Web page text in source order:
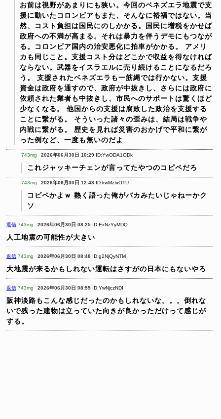
お前は視野があまりにも狭い。今回のベネズエラ地震で支
援に動いたコロンビアもまた、そんなに裕福ではない。当
然、コスト負担は国民にのしかかる。国民に増税をかせば
政府への不満が高まる。それは暴力を伴うデモにもつなが
る。コロンビア国内の治安悪化に拍車がかかる。
アメリ
カも同じこと。支援コスト分はどこかで収益を得なければ
ならない。武器をイスラエルに売り続けることになるだろ
う。
支援されたベネズエラも一筋縄では行かない。支援
資金は政府を通すので、政府が中抜きし、さらには政府に
依頼された業者も中抜きし、市民へのサポートは驚くほど
少なくなる。
他国からの支援は腐敗した政治を支援する
ことに繋がる。
そういった諸々の歪みは、結局は戦争や
内戦に繋がる。
歴史を見れば災害のおかげで平和に繋が
った例など、一度も無いのだよ
743mg 2026年06月30日 10:29 ID:YwODA1ODk
これジャッキーチェンが言ってたやつのコピペだろ
743mg 2026年06月30日 12:43 ID:kwMzIxOTU
コピペかよｗ 熱く語った俺がバカみたいじゃねーかク
ソ
返信 743mg 2026年06月30日 08:25 ID:ExNzYyMDQ
人工地震の可能性が大きい
返信 743mg 2026年06月30日 08:48 ID:g2NjQyNTM
大地震が来るかもしれない運転はさすがの日本にもないやろ
返信 743mg 2026年06月30日 08:55 ID:YwNjczNDI
阪神淡路もこんな感じだったのかもしれないな。。。倒れな
いで残った建物は立っていた向きが良かっただけって感じが
する。